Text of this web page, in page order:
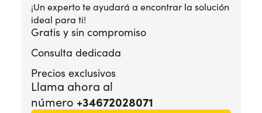
¡Un experto te ayudará a encontrar la solución
ideal para ti!
Gratis y sin compromiso
Consulta dedicada
Precios exclusivos
Llama ahora al
número +34672028071